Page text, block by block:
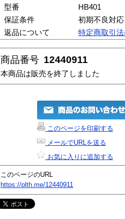
型番
HB401
保証条件
初期不良対
返品について
特定商取引
商品番号 12440911
本商品は販売を終了しました
このページを印刷する
メールでURLを送る
お気に入りに追加する
このページのURL
https://plth.me/12440911